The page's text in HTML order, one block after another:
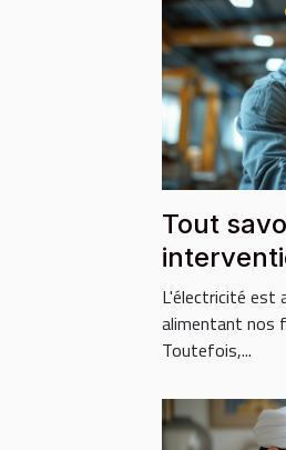
Tout
L'électricité est
alimentant nos
Toutefois,...